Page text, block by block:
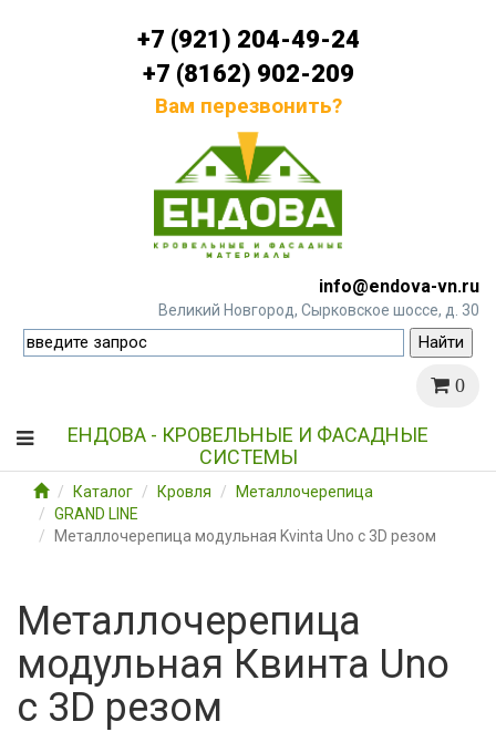
+7 (921) 204-49-24
+7 (8162) 902-209
Вам перезвонить?
info@endova-vn.ru
Великий Новгород, Сырковское шоссе, д. 30
0
ЕНДОВА - КРОВЕЛЬНЫЕ И ФАСАДНЫЕ
СИСТЕМЫ
Каталог Кровля
Металлочерепица
GRAND LINE
Металлочерепица модульная Kvinta Uno c 3D резом
Металлочерепица
модульная Квинта Uno
c 3D резом